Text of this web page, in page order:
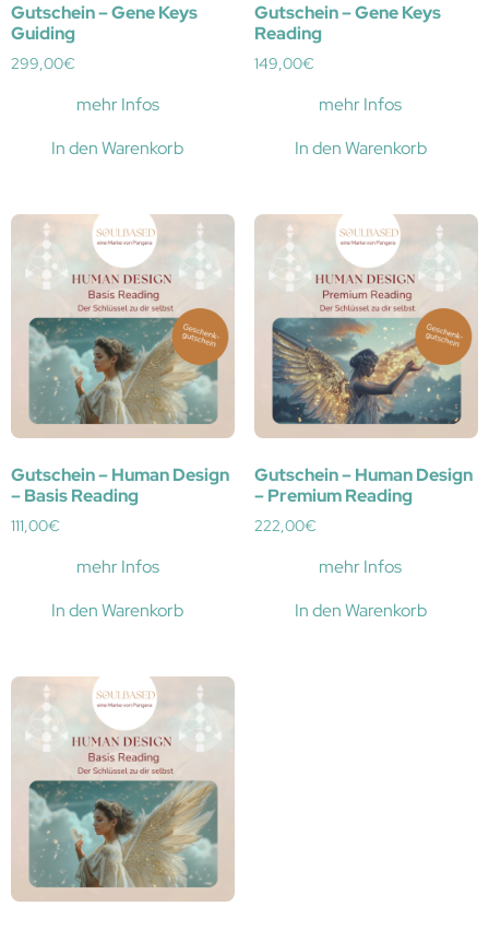
Gutschein – Gene Keys
Guiding
299,00€
mehr Infos
In den Warenkorb
Gutschein – Gene Keys
Reading
149,00€
mehr Infos
In den Warenkorb
Gutschein – Human Design
– Basis Reading
111,00€
mehr Infos
In den Warenkorb
Gutschein – Human Design
– Premium Reading
222,00€
mehr Infos
In den Warenkorb